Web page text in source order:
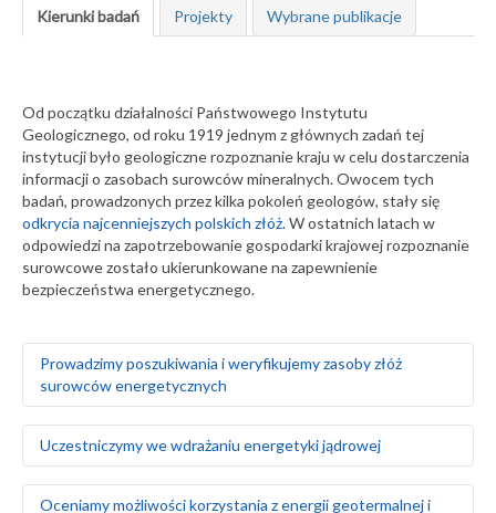
Kierunki badań Projekty Wybrane publikacje
Od początku działalności Państwowego Instytutu
Geologicznego, od roku 1919 jednym z głównych zadań tej
instytucji było geologiczne rozpoznanie kraju w celu dostarczenia
informacji o zasobach surowców mineralnych. Owocem tych
badań, prowadzonych przez kilka pokoleń geologów, stały się
odkrycia najcenniejszych polskich złóż. W ostatnich latach w
odpowiedzi na zapotrzebowanie gospodarki krajowej rozpoznanie
surowcowe zostało ukierunkowane na zapewnienie
bezpieczeństwa energetycznego.
Prowadzimy poszukiwania i weryfikujemy zasoby złóż
surowców energetycznych
węgla brunatnego i kamiennego
Opracowujemy nowe kryteria kwalifikacji zasobów węgla
Uczestniczymy we wdrażaniu energetyki jądrowej
Oceniamy możliwości korzystania z energii geotermalnej i